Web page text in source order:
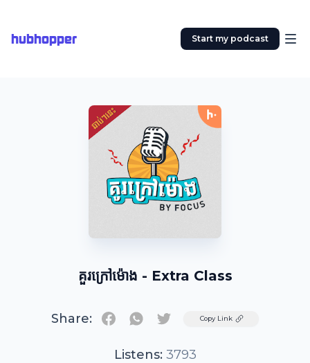
hubhopper Start my podcast
គួរក្រៅម៉ោង - Extra Class
Share: TwitterCopy Link
Listens: 3793